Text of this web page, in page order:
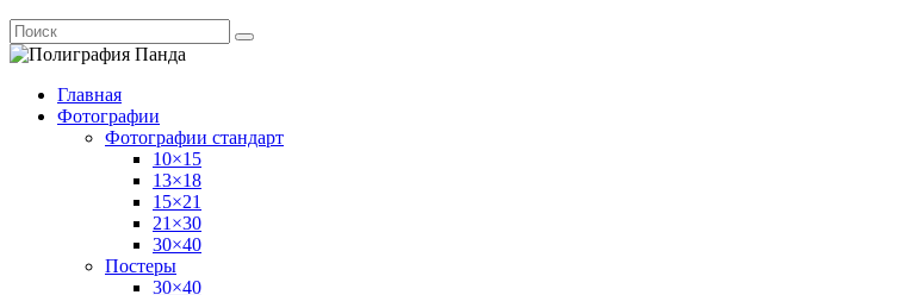
Главная
Фотографии
Фотографии стандарт
10×15
13×18
15×21
21×30
30×40
Постеры
30×40